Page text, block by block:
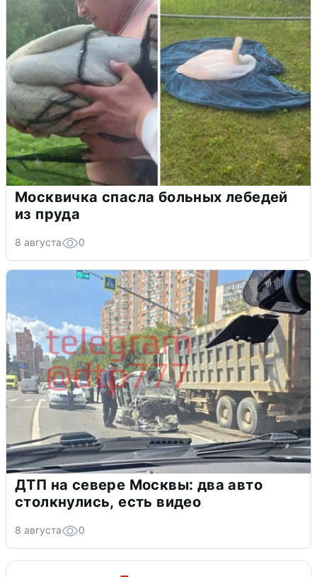
Москвичка спасла больных лебедей
из пруда
8 августа 0
ДТП на севере Москвы: два авто
столкнулись, есть видео
8 августа 0